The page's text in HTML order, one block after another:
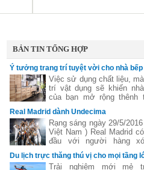
BẢN TIN TỔNG HỢP
Ý tưởng trang trí tuyệt vời cho nhà bếp
Việc sử dụng chất liệu,
trí vật dụng sẽ khiến
của bạn mở rộng thênh
không tốn quá nhiều thời
sức. Nếu bạn đang tìm
ý tưởng đầy cảm hứng
cho căn bếp của ban, hãy
bộ sưu tập sáng tạo
bạn sẽ có cảm hứng
bếp ngay thôi!
Real Madrid dành Undecima
Rạng sáng ngày 29/5/
Việt Nam ) Real Madrid
đầu với người hàng
Madrid Atletico .
Du lịch trực thăng thú vị cho mọi tầng
Nam
Trải nghiệm mới mẻ